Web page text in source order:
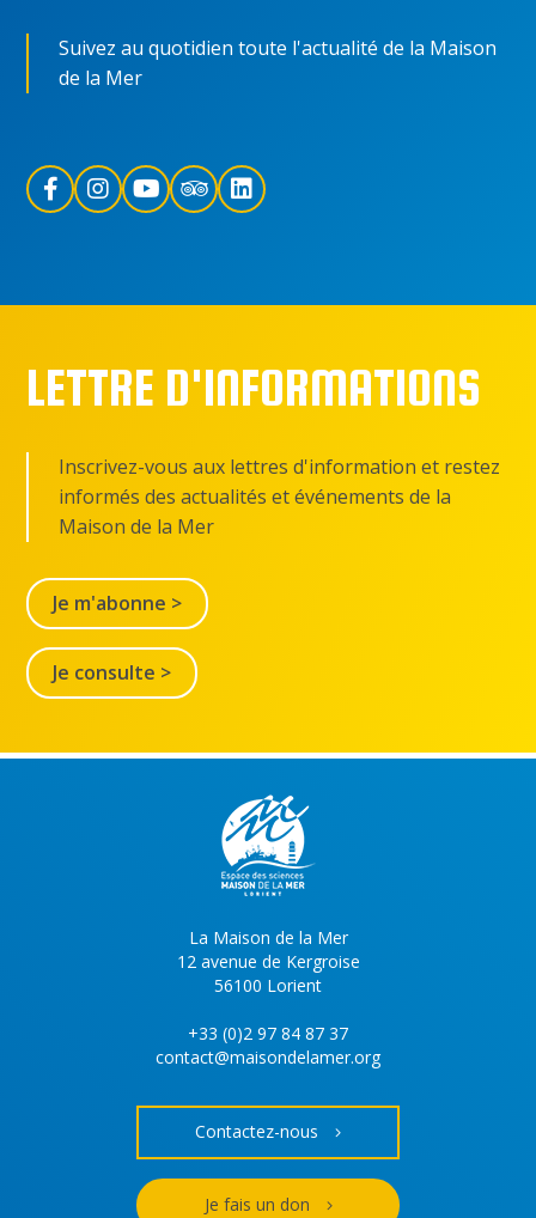
Suivez au quotidien toute l'actualité de la Maison
de la Mer
LETTRE D'INFORMATIONS
Inscrivez-vous aux lettres d'information et restez
informés des actualités et événements de la
Maison de la Mer
Je m'abonne >
Je consulte >
La Maison de la Mer
12 avenue de Kergroise
56100 Lorient
+33 (0)2 97 84 87 37
contact@maisondelamer.org
Contactez-nous
Je fais un don